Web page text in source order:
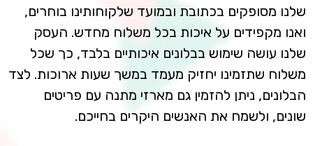
שלנו מסופקים בכתובת ובמועד שלקוחותינו בוחרים,
ואנו מקפידים על איכות בכל משלוח מחדש. העסק
שלנו עושה שימוש בבלונים איכותיים בלבד, כך שכל
משלוח שתזמינו יחזיק מעמד במשך שעות ארוכות. לצד
הבלונים, ניתן להזמין גם מארזי מתנה עם פריטים
שונים, ולשמח את האנשים היקרים בחייכם.